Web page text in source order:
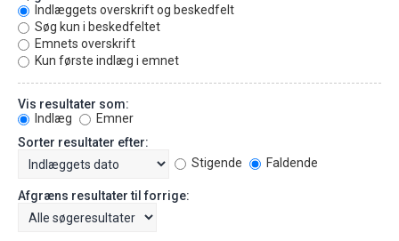
Indlæggets overskrift og beskedfelt
Søg kun i beskedfeltet
Emnets overskrift
Kun første indlæg i emnet
Vis resultater som:
Indlæg
Emner
Sorter resultater efter:
Stigende
Faldende
Afgræns resultater til forrige: